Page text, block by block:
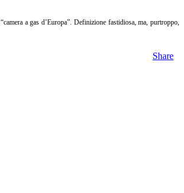
a gas d’Europa”. Definizione fastidiosa, ma, purtroppo,
Share